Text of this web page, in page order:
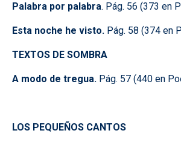
Palabra por palabra. Pág. 56 (373 en
Esta noche he visto. Pág. 58 (374 en
TEXTOS DE SOMBRA
A modo de tregua. Pág. 57 (440 en
LOS PEQUEÑOS CANTOS